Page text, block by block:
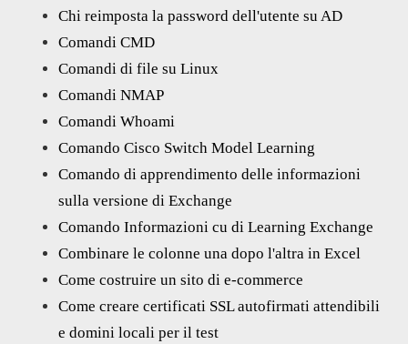
Chi reimposta la password dell'utente su AD
Comandi CMD
Comandi di file su Linux
Comandi NMAP
Comandi Whoami
Comando Cisco Switch Model Learning
Comando di apprendimento delle informazioni
sulla versione di Exchange
Comando Informazioni cu di Learning Exchange
Combinare le colonne una dopo l'altra in Excel
Come costruire un sito di e-commerce
Come creare certificati SSL autofirmati attendibili
e domini locali per il test